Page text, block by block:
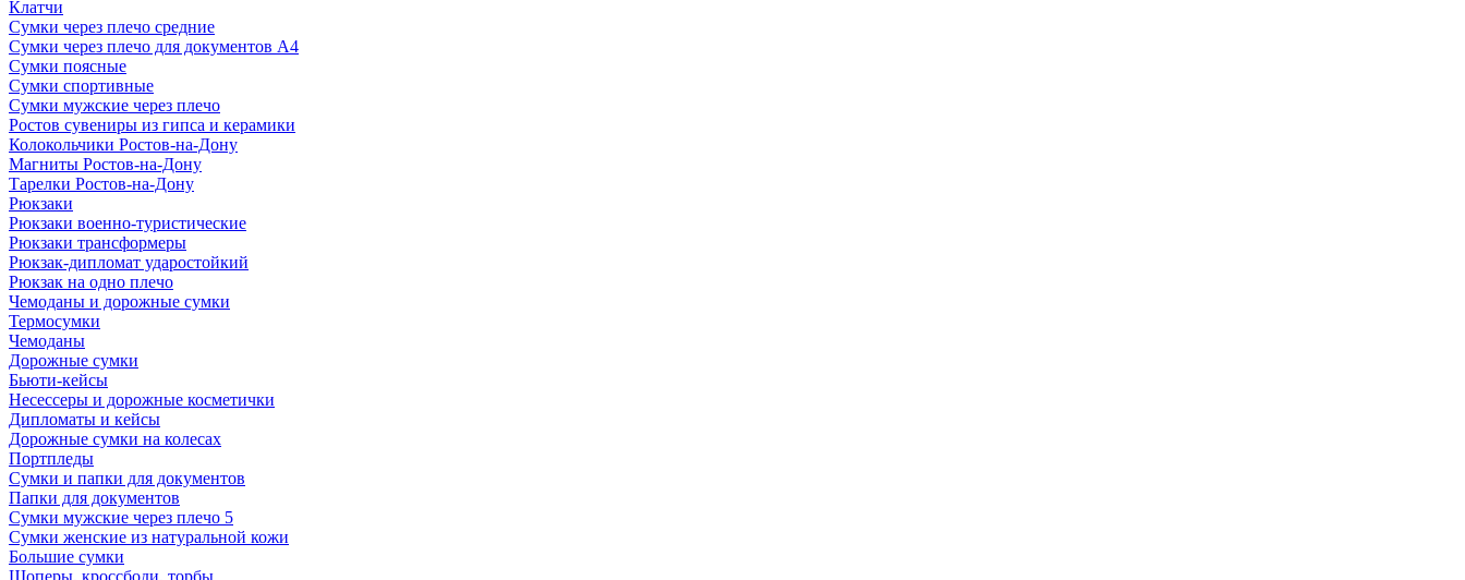
Клатчи
Сумки через плечо средние
Сумки через плечо для документов А4
Сумки поясные
Сумки спортивные
Сумки мужские через плечо
Ростов сувениры из гипса и керамики
Колокольчики Ростов-на-Дону
Магниты Ростов-на-Дону
Тарелки Ростов-на-Дону
Рюкзаки
Рюкзаки военно-туристические
Рюкзаки трансформеры
Рюкзак-дипломат ударостойкий
Рюкзак на одно плечо
Чемоданы и дорожные сумки
Термосумки
Чемоданы
Дорожные сумки
Бьюти-кейсы
Несессеры и дорожные косметички
Дипломаты и кейсы
Дорожные сумки на колесах
Портпледы
Сумки и папки для документов
Папки для документов
Сумки мужские через плечо 5
Сумки женские из натуральной кожи
Большие сумки
Шоперы, кроссбоди, торбы